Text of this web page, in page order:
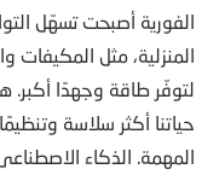
الفورية أصبحت تسهّل
المنزلية، مثل المكيفات
لتوفّر طاقة وجهدًا أكبر.
حياتنا أكثر سلاسة
المهمة. الذكاء